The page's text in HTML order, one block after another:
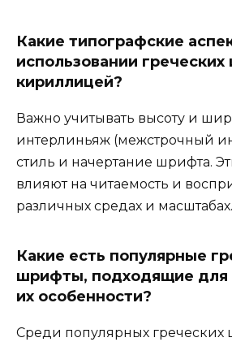
Какие типографские
использовании
кириллицей?
Важно учитывать высоту и
интерлиньяж (межстрочный
стиль и начертание шрифта.
влияют на читаемость и
различных средах и масштабах.
Какие есть популярные
шрифты, подходящие для
их особенности?
Среди популярных греческих